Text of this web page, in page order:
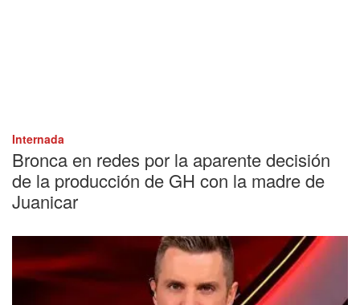
Internada
Bronca en redes por la aparente decisión
de la producción de GH con la madre de
Juanicar